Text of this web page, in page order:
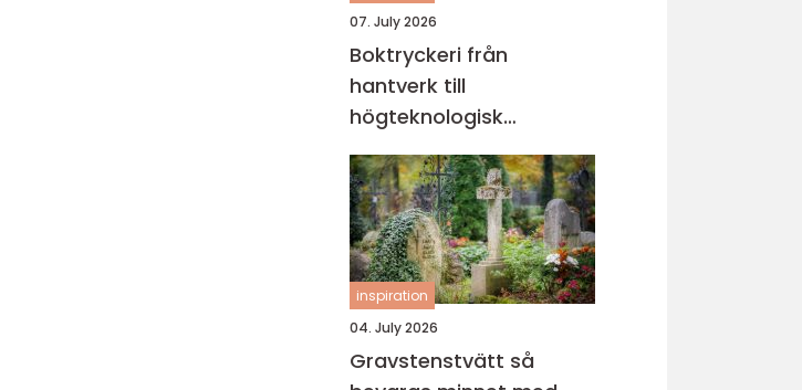
07. July 2026
Boktryckeri från
hantverk till
högteknologisk
bokproduktion
inspiration
04. July 2026
Gravstenstvätt så